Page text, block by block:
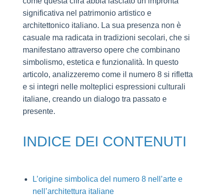
SIMBOLISMO
E
INNOVAZIONE
significativa nel patrimonio artistico e
architettonico italiano. La sua presenza non è
casuale ma radicata in tradizioni secolari, che si
manifestano attraverso opere che combinano
simbolismo, estetica e funzionalità. In questo
articolo, analizzeremo come il numero 8 si rifletta
e si integri nelle molteplici espressioni culturali
italiane, creando un dialogo tra passato e
presente.
INDICE DEI CONTENUTI
L’origine simbolica del numero 8 nell’arte e
nell’architettura italiane